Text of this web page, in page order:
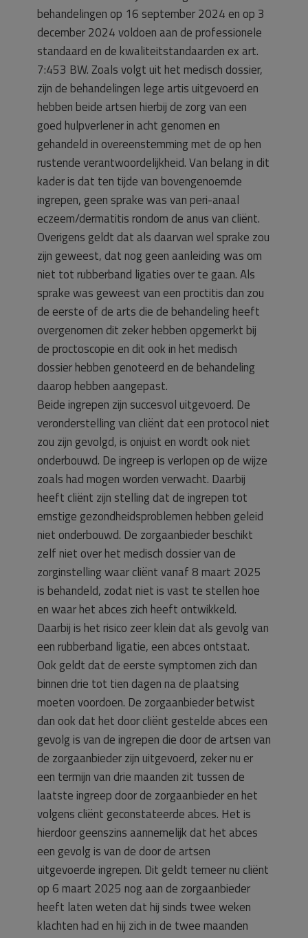
behandelingen op 16 september 2024 en op 3
december 2024 voldoen aan de professionele
standaard en de kwaliteitstandaarden ex art.
7:453 BW. Zoals volgt uit het medisch dossier,
zijn de behandelingen lege artis uitgevoerd en
hebben beide artsen hierbij de zorg van een
goed hulpverlener in acht genomen en
gehandeld in overeenstemming met de op hen
rustende verantwoordelijkheid. Van belang in dit
kader is dat ten tijde van bovengenoemde
ingrepen, geen sprake was van peri-anaal
eczeem/dermatitis rondom de anus van cliënt.
Overigens geldt dat als daarvan wel sprake zou
zijn geweest, dat nog geen aanleiding was om
niet tot rubberband ligaties over te gaan. Als
sprake was geweest van een proctitis dan zou
de eerste of de arts die de behandeling heeft
overgenomen dit zeker hebben opgemerkt bij
de proctoscopie en dit ook in het medisch
dossier hebben genoteerd en de behandeling
daarop hebben aangepast.
Beide ingrepen zijn succesvol uitgevoerd. De
veronderstelling van cliënt dat een protocol niet
zou zijn gevolgd, is onjuist en wordt ook niet
onderbouwd. De ingreep is verlopen op de wijze
zoals had mogen worden verwacht. Daarbij
heeft cliënt zijn stelling dat de ingrepen tot
ernstige gezondheidsproblemen hebben geleid
niet onderbouwd. De zorgaanbieder beschikt
zelf niet over het medisch dossier van de
zorginstelling waar cliënt vanaf 8 maart 2025
is behandeld, zodat niet is vast te stellen hoe
en waar het abces zich heeft ontwikkeld.
Daarbij is het risico zeer klein dat als gevolg van
een rubberband ligatie, een abces ontstaat.
Ook geldt dat de eerste symptomen zich dan
binnen drie tot tien dagen na de plaatsing
moeten voordoen. De zorgaanbieder betwist
dan ook dat het door cliënt gestelde abces een
gevolg is van de ingrepen die door de artsen van
de zorgaanbieder zijn uitgevoerd, zeker nu er
een termijn van drie maanden zit tussen de
laatste ingreep door de zorgaanbieder en het
volgens cliënt geconstateerde abces. Het is
hierdoor geenszins aannemelijk dat het abces
een gevolg is van de door de artsen
uitgevoerde ingrepen. Dit geldt temeer nu cliënt
op 6 maart 2025 nog aan de zorgaanbieder
heeft laten weten dat hij sinds twee weken
klachten had en hij zich in de twee maanden